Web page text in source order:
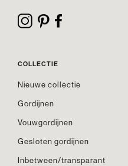
COLLECTIE
Nieuwe collectie
Gordijnen
Vouwgordijnen
Gesloten gordijnen
Inbetween/transparant